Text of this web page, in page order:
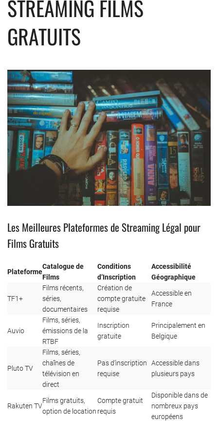
STREAMING FILMS
GRATUITS
Les Meilleures Plateformes de Streaming Légal pour
Films Gratuits
Plateforme
Catalogue de
Films
Conditions
d’Inscription
Accessibilité
Géographique
TF1+
Films récents,
séries,
documentaires
Création de
compte gratuite
requise
Accessible en
France
Auvio
Films, séries,
émissions de la
RTBF
Inscription
gratuite
Principalement en
Belgique
Pluto TV
Films, séries,
chaînes de
télévision en
direct
Pas d’inscription
requise
Accessible dans
plusieurs pays
Rakuten TV
Films gratuits,
option de location
Compte gratuit
requis
Disponible dans de
nombreux pays
européens